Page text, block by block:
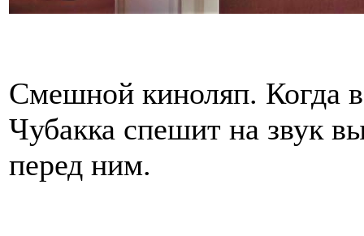
Смешной киноляп. Когда
Чубакка спешит на звук
перед ним.